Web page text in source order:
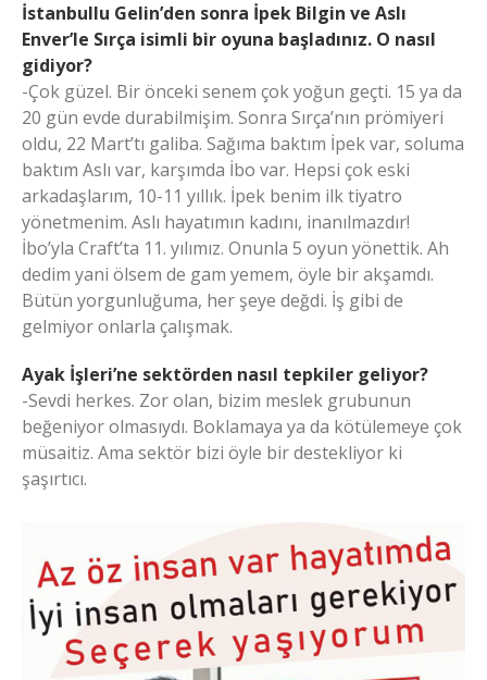
İstanbullu Gelin’den sonra İpek Bilgin ve Aslı
Enver’le Sırça isimli bir oyuna başladınız. O nasıl
gidiyor?
-Çok güzel. Bir önceki senem çok yoğun geçti. 15 ya da
20 gün evde durabilmişim. Sonra Sırça’nın prömiyeri
oldu, 22 Mart’tı galiba. Sağıma baktım İpek var, soluma
baktım Aslı var, karşımda İbo var. Hepsi çok eski
arkadaşlarım, 10-11 yıllık. İpek benim ilk tiyatro
yönetmenim. Aslı hayatımın kadını, inanılmazdır!
İbo’yla Craft’ta 11. yılımız. Onunla 5 oyun yönettik. Ah
dedim yani ölsem de gam yemem, öyle bir akşamdı.
Bütün yorgunluğuma, her şeye değdi. İş gibi de
gelmiyor onlarla çalışmak.
Ayak İşleri’ne sektörden nasıl tepkiler geliyor?
-Sevdi herkes. Zor olan, bizim meslek grubunun
beğeniyor olmasıydı. Boklamaya ya da kötülemeye çok
müsaitiz. Ama sektör bizi öyle bir destekliyor ki
şaşırtıcı.